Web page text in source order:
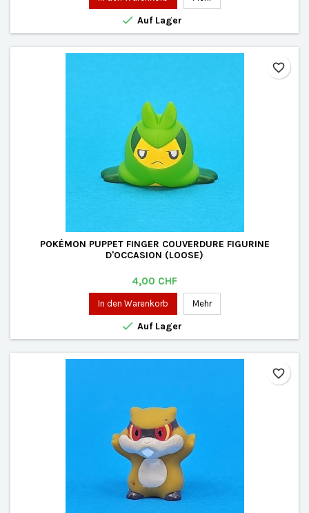
 Auf Lager
POKÉMON PUPPET FINGER COUVERDURE FIGURINE
D'OCCASION (LOOSE)
Preis
4,00 CHF
In den Warenkorb Mehr
 Auf Lager
favorite_border
favorite_border